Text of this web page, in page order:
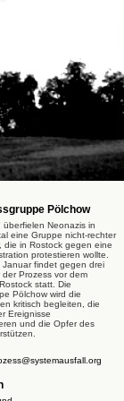
Pölchow
überfielen Neonazis in
eine Gruppe nicht-rechter
die in Rostock gegen eine
protestieren wollte.
Januar findet gegen drei
der Prozess vor dem
statt. Die
Pölchow wird die
kritisch begleiten, die
Ereignisse
und die Opfer des